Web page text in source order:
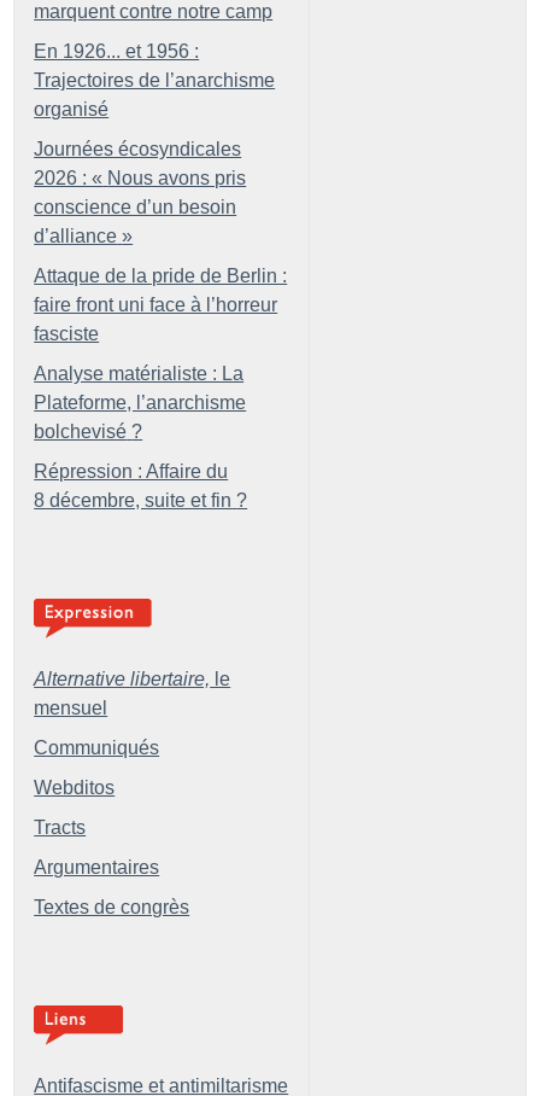
marquent contre notre camp
En 1926... et 1956 :
Trajectoires de l’anarchisme
organisé
Journées écosyndicales
2026 : « Nous avons pris
conscience d’un besoin
d’alliance »
Attaque de la pride de Berlin :
faire front uni face à l’horreur
fasciste
Analyse matérialiste : La
Plateforme, l’anarchisme
bolchevisé ?
Répression : Affaire du
8 décembre, suite et fin ?
Alternative libertaire, le
mensuel
Communiqués
Webditos
Tracts
Argumentaires
Textes de congrès
Antifascisme et antimiltarisme